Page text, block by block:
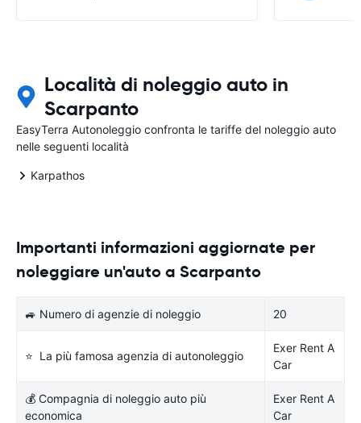
Località di noleggio auto in
Scarpanto
EasyTerra Autonoleggio confronta le tariffe del noleggio auto
nelle seguenti località
Karpathos
Importanti informazioni aggiornate per
noleggiare un'auto a Scarpanto
🚙 Numero di agenzie di noleggio 20
⭐ La più famosa agenzia di autonoleggio
Exer Rent A
Car
💰 Compagnia di noleggio auto più
economica
Exer Rent A
Car